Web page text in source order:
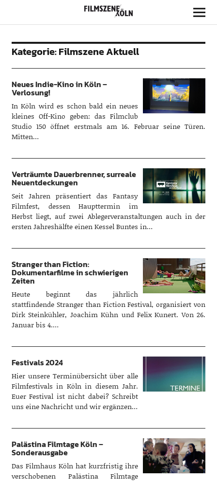
Filmszene Köln
Kategorie:Filmszene Aktuell
Neues Indie-Kino in Köln –
Verlosung!
In Köln wird es schon bald ein neues
kleines Off-Kino geben: das Filmclub
Studio 150 öffnet erstmals am 16. Februar seine Türen.
Mitten…
Verträumte Dauerbrenner, surreale
Neuentdeckungen
Seit Jahren präsentiert das Fantasy
Filmfest, dessen Haupttermin im
Herbst liegt, auf zwei Ablegerveranstaltungen auch in der
ersten Jahreshälfte einen Kessel Buntes in…
Stranger than Fiction:
Dokumentarfilme in schwierigen
Zeiten
Heute beginnt das jährlich
stattfindende Stranger than Fiction Festival, organisiert von
Dirk Steinkühler, Joachim Kühn und Felix Kunert. Von 26.
Januar bis 4.…
Festivals 2024
Hier unsere Terminübersicht über alle
Filmfestivals in Köln in diesem Jahr.
Euer Festival ist nicht dabei? Schreibt
uns eine Nachricht und wir ergänzen…
Palästina Filmtage Köln –
Sonderausgabe
Das Filmhaus Köln hat kurzfristig ihre
verschobenen Palästina Filmtage